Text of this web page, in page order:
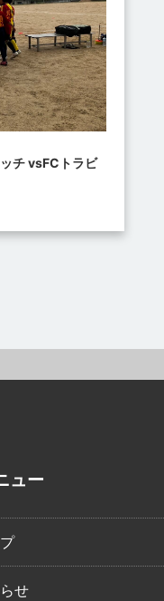
チ vsFCトラビ
ュー
せ